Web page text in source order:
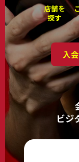
店舗を
探す
入
ビジ